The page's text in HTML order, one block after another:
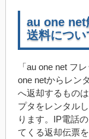
au one net
送料につい
「au one net フ
one netからレン
へ返却するもの
プタをレンタル
ります。IP電話
てくる返却伝票